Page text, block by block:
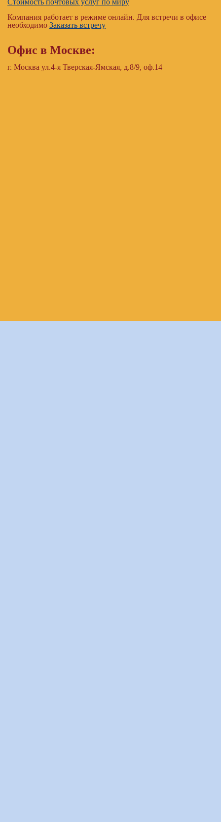
Стоимость почтовых услуг по миру
Компания работает в режиме онлайн. Для встречи в офисе
необходимо Заказать встречу
Офис в Москве:
г. Москва ул.4-я Тверская-Ямская, д.8/9, оф.14